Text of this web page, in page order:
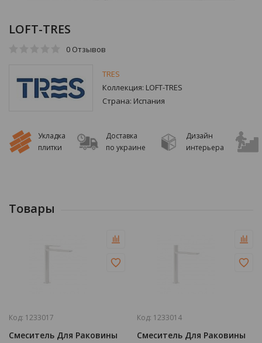
LOFT-TRES
0 Отзывов
TRES
Коллекция: LOFT-TRES
Страна: Испания
Укладка
плитки
Доставка
по украине
Дизайн
интерьера
Товары
Код: 1233017
Смеситель Для Раковины
Код: 1233014
Смеситель Для Раковины